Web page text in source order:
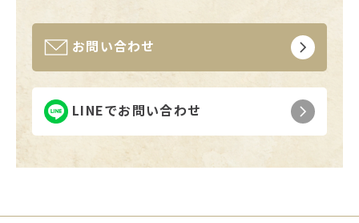
お問い合わせ
LINEでお問い合わせ